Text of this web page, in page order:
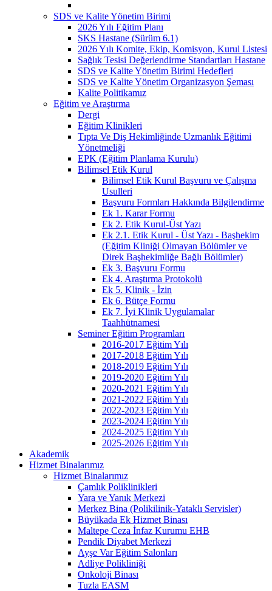
SDS ve Kalite Yönetim Birimi
2026 Yılı Eğitim Planı
SKS Hastane (Sürüm 6.1)
2026 Yılı Komite, Ekip, Komisyon, Kurul Listesi
Sağlık Tesisi Değerlendirme Standartları Hastane
SDS ve Kalite Yönetim Birimi Hedefleri
SDS ve Kalite Yönetim Organizasyon Şeması
Kalite Politikamız
Eğitim ve Araştırma
Dergi
Eğitim Klinikleri
Tıpta Ve Diş Hekimliğinde Uzmanlık Eğitimi
Yönetmeliği
EPK (Eğitim Planlama Kurulu)
Bilimsel Etik Kurul
Bilimsel Etik Kurul Başvuru ve Çalışma
Usulleri
Başvuru Formları Hakkında Bilgilendirme
Ek 1. Karar Formu
Ek 2. Etik Kurul-Üst Yazı
Ek 2.1. Etik Kurul - Üst Yazı - Başhekim
(Eğitim Kliniği Olmayan Bölümler ve
Direk Başhekimliğe Bağlı Bölümler)
Ek 3. Başvuru Formu
Ek 4. Araştırma Protokolü
Ek 5. Klinik - İzin
Ek 6. Bütçe Formu
Ek 7. İyi Klinik Uygulamalar
Taahhütnamesi
Seminer Eğitim Programları
2016-2017 Eğitim Yılı
2017-2018 Eğitim Yılı
2018-2019 Eğitim Yılı
2019-2020 Eğitim Yılı
2020-2021 Eğitim Yılı
2021-2022 Eğitim Yılı
2022-2023 Eğitim Yılı
2023-2024 Eğitim Yılı
2024-2025 Eğitim Yılı
2025-2026 Eğitim Yılı
Akademik
Hizmet Binalarımız
Hizmet Binalarımız
Çamlık Poliklinikleri
Yara ve Yanık Merkezi
Merkez Bina (Polikilinik-Yataklı Servisler)
Büyükada Ek Hizmet Binası
Maltepe Ceza İnfaz Kurumu EHB
Pendik Diyabet Merkezi
Ayşe Var Eğitim Salonları
Adliye Polikliniği
Onkoloji Binası
Tuzla EASM